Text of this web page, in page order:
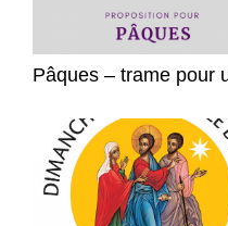
Pâques – trame pour